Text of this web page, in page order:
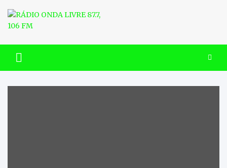
content
RÁDIO ONDA LIVRE 87.7, 106
FM